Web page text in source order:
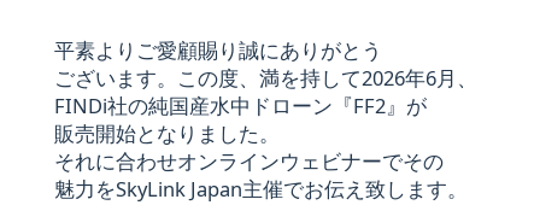
平素より​ご愛顧賜り誠に​ありがとう​
ございます。​この​度、​満を​持して​2026年6月 、​
FINDi社の​純国産水中ドローン『FF2』が​
販売開始と​なりました。
それに​合わせオンラインウェビナーで​その​
魅力を​SkyLink Japan主催で​お伝え致します。